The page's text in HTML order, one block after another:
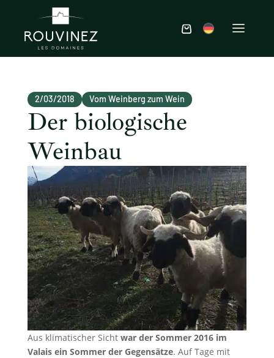
Der biologische
Weinbau
2/03/2018 Vom Weinberg zum Wein
Aus klimatischer Sicht war der Sommer 2016 im
Valais ein Sommer der Gegensätze. Auf Tage mit